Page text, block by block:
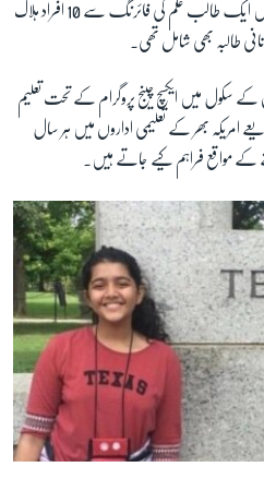
امریکی ریاست ٹیکساس کے ایک سکول میں ایک طالب علم کی فائرنگ سے 10 افراد ہلاک
طالبہ بھی شامل تھی۔
کے سکول میں ایکسچ چینج پروگرام کے تحت تعلیم
امریکہ بھر کے تعلیمی اداروں میں ہر سال
کے مواقع فراہم کیے جاتے ہیں۔